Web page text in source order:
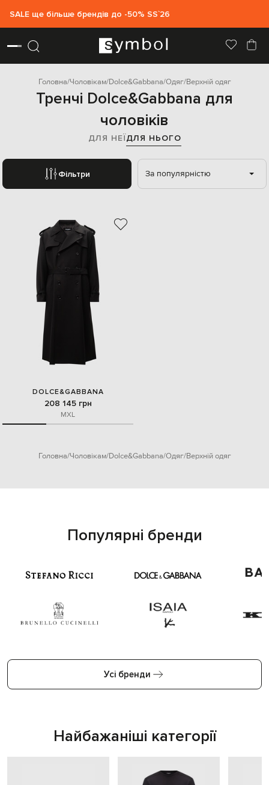
SALE ще більше брендів до -50% SS`26
Головна Чоловікам Dolce&Gabbana Одяг Верхній одяг
Тренчі Dolce&Gabbana для
чоловіків
ДЛЯ НЕЇДЛЯ НЬОГО
Фільтри За популярністю
DOLCE&GABBANA
208 145 грн
MXL
Головна Чоловікам Dolce&Gabbana Одяг Верхній одяг
Популярні бренди
Усі бренди
Найбажаніші категорії